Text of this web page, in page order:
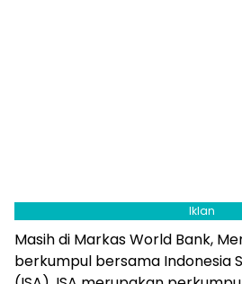
Iklan
Masih di Markas World Bank,
berkumpul bersama Indonesia